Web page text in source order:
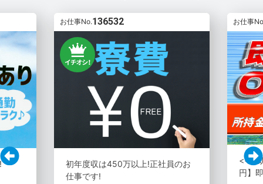
お仕事No.136532
初年度収は450万以上!正社員のお
仕事です!
お仕事
<<超
円】